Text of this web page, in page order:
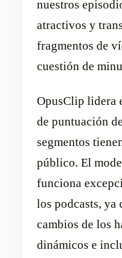
nuestros
atractivos y
fragmentos de
cuestión de
OpusClip lidera
de puntuación
segmentos
público. El
funciona
los podcasts, ya
cambios de los
dinámicos e